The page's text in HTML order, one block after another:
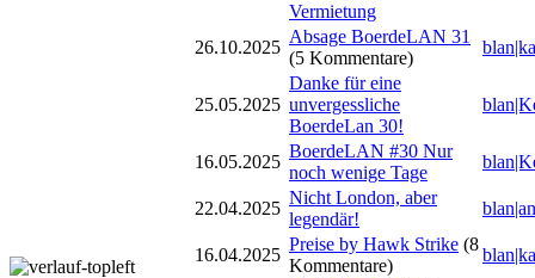
Vermietung
26.10.2025
Absage BoerdeLAN 31
(5 Kommentare)
25.05.2025
Danke für eine
unvergessliche
BoerdeLan 30!
16.05.2025
BoerdeLAN #30 Nur
noch wenige Tage
22.04.2025
Nicht London, aber
legendär!
16.04.2025
Preise by Hawk Strike (8
Kommentare)